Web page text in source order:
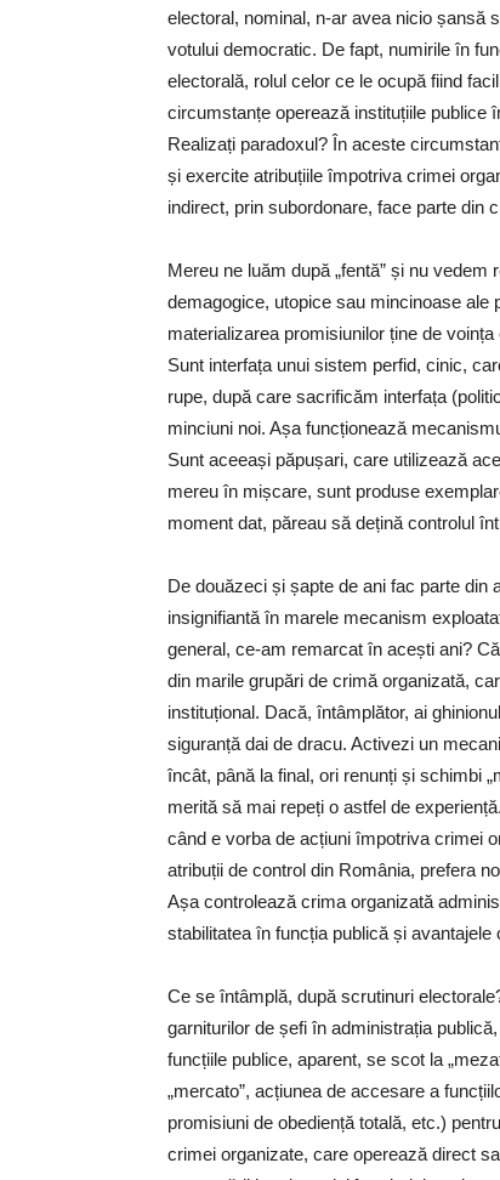
electoral, nominal, n-ar avea nicio șansă
votului democratic. De fapt, numirile în
electorală, rolul celor ce le ocupă fiind
circumstanțe operează instituțiile publice
Realizați paradoxul? În aceste
și exercite atribuțiile împotriva crimei
indirect, prin subordonare, face parte din
Mereu ne luăm după „fentă” și nu
demagogice, utopice sau mincinoase ale
materializarea promisiunilor ține de
Sunt interfața unui sistem perfid, cinic,
rupe, după care sacrificăm interfața
minciuni noi. Așa funcționează
Sunt aceeași păpușari, care utilizează
mereu în mișcare, sunt produse
moment dat, păreau să dețină controlul
De douăzeci și șapte de ani fac parte
insignifiantă în marele mecanism
general, ce-am remarcat în acești ani?
din marile grupări de crimă organizată,
instituțional. Dacă, întâmplător, ai
siguranță dai de dracu. Activezi un
încât, până la final, ori renunți și schimbi
merită să mai repeți o astfel de
când e vorba de acțiuni împotriva crimei
atribuții de control din România, prefera
Așa controlează crima organizată
stabilitatea în funcția publică și avantajele
Ce se întâmplă, după scrutinuri
garniturilor de șefi în administrația
funcțiile publice, aparent, se scot la
„mercato”, acțiunea de accesare a
promisiuni de obediență totală, etc.)
crimei organizate, care operează direct